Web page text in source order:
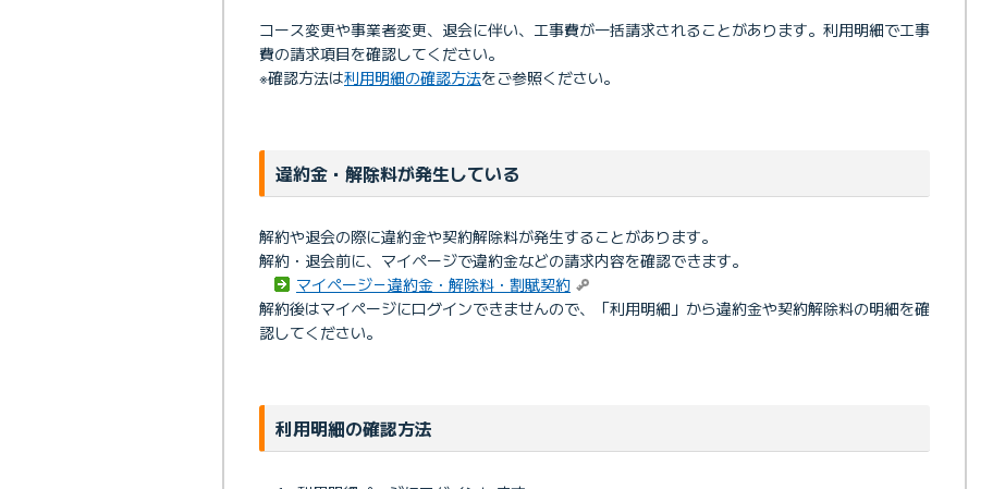
コース変更や事業者変更、退会に伴い、工事費が一括請求されることがあります。利用明細で工事
費の請求項目を確認してください。
※確認方法は利用明細の確認方法をご参照ください。
違約金・解除料が発生している
解約や退会の際に違約金や契約解除料が発生することがあります。
解約・退会前に、マイページで違約金などの請求内容を確認できます。
マイページ－違約金・解除料・割賦契約
解約後はマイページにログインできませんので、「利用明細」から違約金や契約解除料の明細を確
認してください。
利用明細の確認方法